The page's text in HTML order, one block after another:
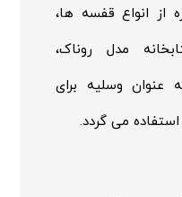
از انواع قفسه ها،
مدل روناک،
وسلیه برای
می گردد.